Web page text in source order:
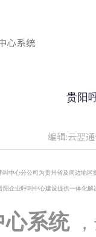
心系统
贵阳
编辑:云翌
中心分公司为贵州省及周边地
企业呼叫中心建设提供一体化解
心系统